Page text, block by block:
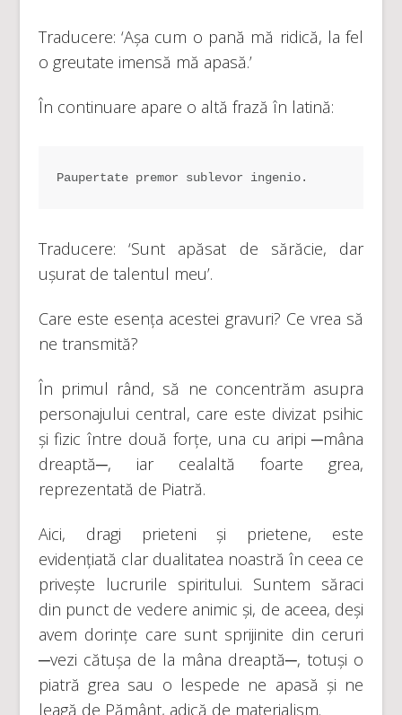
Traducere: ‘Așa cum o pană mă ridică, la fel
o greutate imensă mă apasă.’
În continuare apare o altă frază în latină:
Paupertate premor sublevor ingenio.
Traducere: ‘Sunt apăsat de sărăcie, dar
ușurat de talentul meu’.
Care este esența acestei gravuri? Ce vrea să
ne transmită?
În primul rând, să ne concentrăm asupra
personajului central, care este divizat psihic
și fizic între două forțe, una cu aripi ─mâna
dreaptă─, iar cealaltă foarte grea,
reprezentată de Piatră.
Aici, dragi prieteni și prietene, este
evidențiată clar dualitatea noastră în ceea ce
privește lucrurile spiritului. Suntem săraci
din punct de vedere animic și, de aceea, deși
avem dorințe care sunt sprijinite din ceruri
─vezi cătușa de la mâna dreaptă─, totuși o
piatră grea sau o lespede ne apasă și ne
leagă de Pământ, adică de materialism.